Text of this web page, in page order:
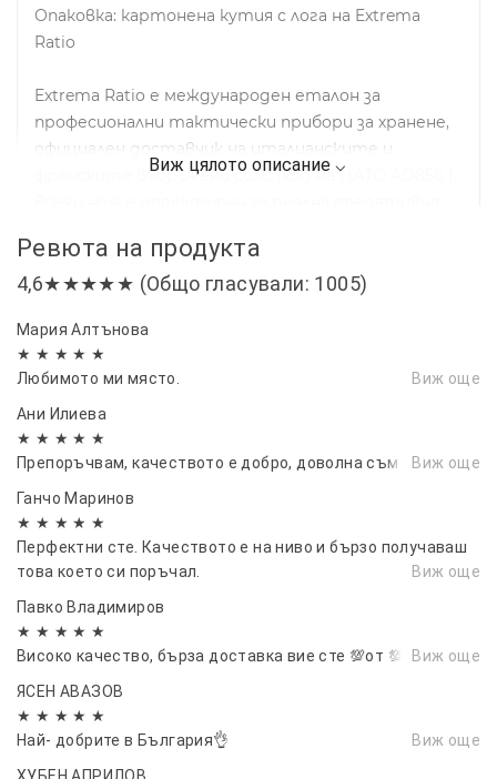
Опаковка: картонена кутия с лога на Extrema
Ratio
Extrema Ratio е международен еталон за
професионални тактически прибори за хранене,
официален доставчик на италианските и
френските въоръжени сили (код на НАТО AD856 ).
усъвършенствана обработка и занаятчийски
довършителни работи гарантират здравина,
Ревюта на продукта
4,6★★★★★ (Общо гласували: 1005)
Мария Алтънова
★ ★ ★ ★ ★
Любимото ми място.
Виж още
Ани Илиева
★ ★ ★ ★ ★
Препоръчвам, качеството е добро, доволна съм
Виж още
Ганчо Маринов
★ ★ ★ ★ ★
Перфектни сте. Качеството е на ниво и бързо получаваш
това което си поръчал.
Виж още
Павко Владимиров
★ ★ ★ ★ ★
Високо качество, бърза доставка вие сте 💯от 💯
Виж още
ЯСЕН АВАЗОВ
★ ★ ★ ★ ★
Най- добрите в България👌
Виж още
ХУБЕН АПРИЛОВ